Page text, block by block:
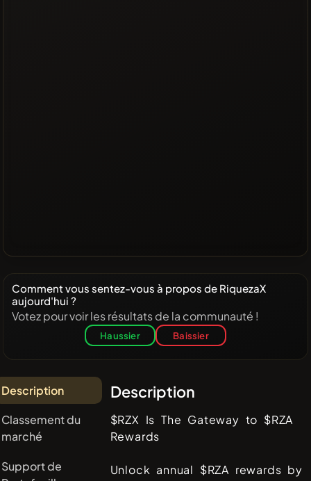
Comment vous sentez-vous à propos de RiquezaX
aujourd'hui ?
Votez pour voir les résultats de la communauté !
Haussier Baissier
Description
Classement du
marché
Support de
Description
$RZX Is The Gateway to $RZA
Rewards
Unlock annual $RZA rewards by